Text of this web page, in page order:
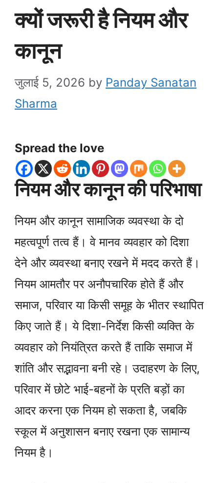
क्यों जरूरी है नियम और
कानून
जुलाई 5, 2026 by Panday Sanatan
Sharma
Spread the love
नियम और कानून की परिभाषा
नियम और कानून सामाजिक व्यवस्था के दो
महत्वपूर्ण तत्व हैं। वे मानव व्यवहार को दिशा
देने और व्यवस्था बनाए रखने में मदद करते हैं।
नियम आमतौर पर अनौपचारिक होते हैं और
समाज, परिवार या किसी समूह के भीतर स्थापित
किए जाते हैं। ये दिशा-निर्देश किसी व्यक्ति के
व्यवहार को नियंत्रित करते हैं ताकि समाज में
शांति और सद्भावना बनी रहे। उदाहरण के लिए,
परिवार में छोटे भाई-बहनों के प्रति बड़ों का
आदर करना एक नियम हो सकता है, जबकि
स्कूल में अनुशासन बनाए रखना एक सामान्य
नियम है।